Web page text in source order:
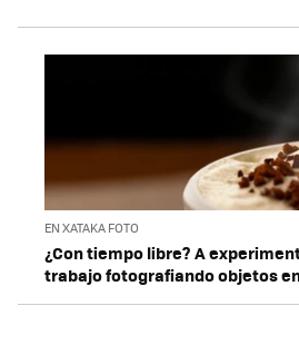
EN XATAKA FOTO
¿Con tiempo libre? A
trabajo fotografiando objetos